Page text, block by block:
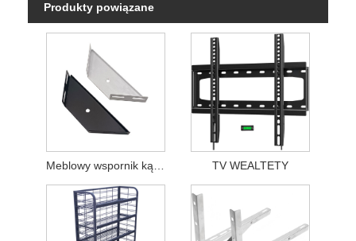
Produkty powiązane
TV WEALTETY